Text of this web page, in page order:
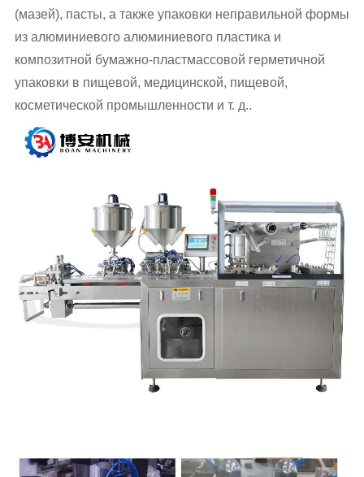
(мазей), пасты, а также упаковки неправильной формы
из алюминиевого алюминиевого пластика и
композитной бумажно-пластмассовой герметичной
упаковки в пищевой, медицинской, пищевой,
косметической промышленности и т. д..